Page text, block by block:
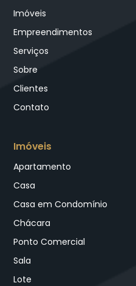
Imóveis
Empreendimentos
Serviços
Sobre
Clientes
Contato
Imóveis
Apartamento
Casa
Casa em Condomínio
Chácara
Ponto Comercial
Sala
Lote